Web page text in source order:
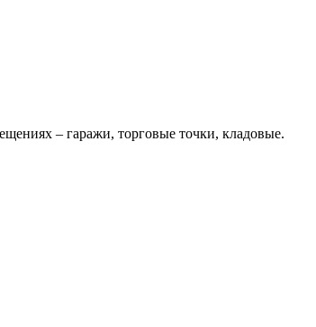
– гаражи, торговые точки, кладовые.